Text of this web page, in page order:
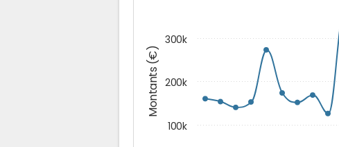
Montants (€)
100k
200k
300k